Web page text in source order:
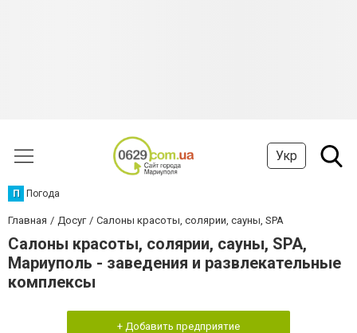
Укр
П Погода
Главная Досуг Салоны красоты, солярии, сауны, SPA
Салоны красоты, солярии, сауны, SPA,
Мариуполь - заведения и развлекательные
комплексы
+ Добавить предприятие